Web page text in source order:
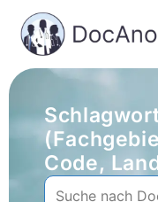
Code,